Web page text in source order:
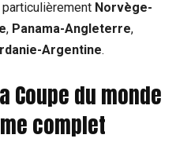
particulièrement Norvège-
, Panama-Angleterre,
Argentine.
Coupe du monde
complet